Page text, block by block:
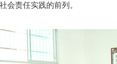
会责任实践的前列。